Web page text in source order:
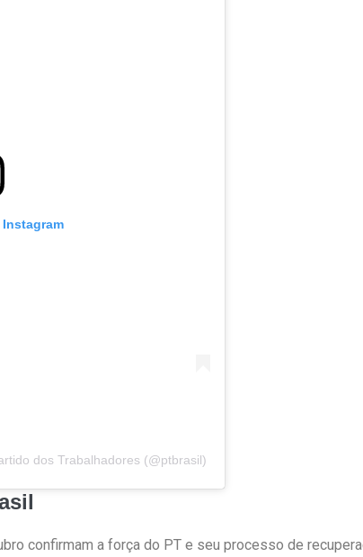
dos Trabalhadores (@ptbrasil)
confirmam a força do PT e seu processo de